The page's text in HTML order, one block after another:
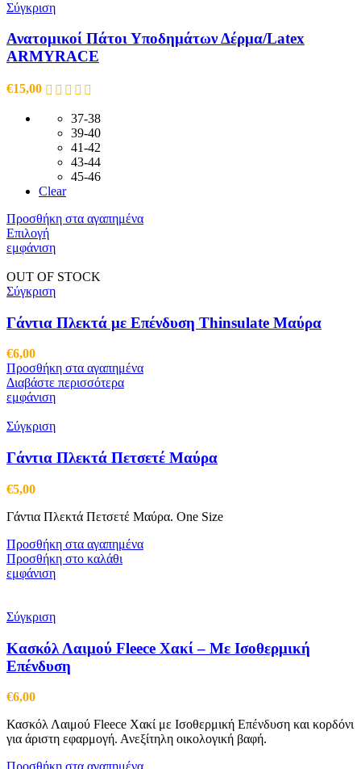
Σύγκριση
Ανατομικοί Πάτοι Υποδημάτων Δέρμα/Latex
ARMYRACE
€15,00
37-38
39-40
41-42
43-44
45-46
Clear
Προσθήκη στα αγαπημένα
ΕπιλογήΑυτό
το
έχει
πολλαπλές
Οι
επιλογές
να
επιλεγούν
στη
σελίδα
του
προϊόντος
εμφάνιση
OUT OF STOCK
Σύγκριση
Γάντια Πλεκτά με Επένδυση Thinsulate Μαύρα
€6,00
Προσθήκη στα αγαπημένα
Διαβάστε περισσότερα
εμφάνιση
Σύγκριση
Γάντια Πλεκτά Πετσετέ Μαύρα
€5,00
Γάντια Πλεκτά Πετσετέ Μαύρα. One Size
Προσθήκη στα αγαπημένα
Προσθήκη στο καλάθι
εμφάνιση
Σύγκριση
Κασκόλ Λαιμού Fleece Χακί – Με Ισοθερμική
Επένδυση
€6,00
Κασκόλ Λαιμού Fleece Χακί με Ισοθερμική Επένδυση και κορδόνι
για άριστη εφαρμογή. Ανεξίτηλη οικολογική βαφή.